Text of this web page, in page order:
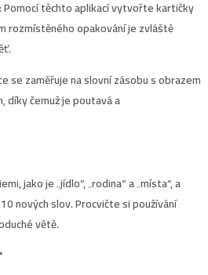
těchto aplikací vytvořte kartičky
rozmístěného opakování je zvláště
se zaměřuje na slovní zásobu s obrazem
díky čemuž je poutavá a
jako je „jídlo“, „rodina“ a „místa“, a
nových slov. Procvičte si používání
větě.